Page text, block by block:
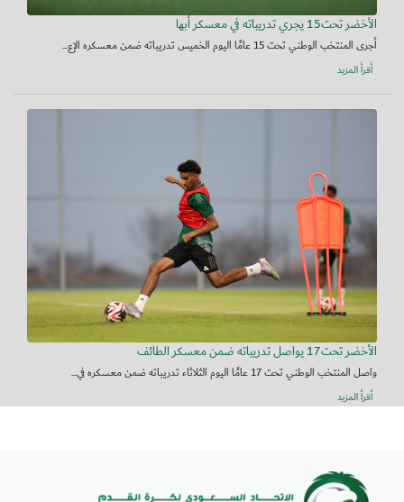
الأخضر تحت15 يجري تدريباته في معسكر أبها
أجرى المنتخب الوطني تحت 15 عامًا اليوم الخميس تدريباته ضمن معسكره الإع...
أقرأ المزيد
الأخضر تحت17 يواصل تدريباته ضمن معسكر الطائف
واصل المنتخب الوطني تحت 17 عامًا اليوم الثلاثاء تدريباته ضمن معسكره في...
أقرأ المزيد